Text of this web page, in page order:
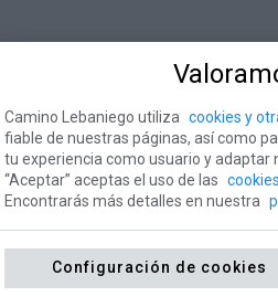
Camino Lebaniego utiliza cookies y
fiable de nuestras páginas, así como
tu experiencia como usuario y adaptar
“Aceptar” aceptas el uso de las
Encontrarás más detalles en nuestra
Configuración de cookies